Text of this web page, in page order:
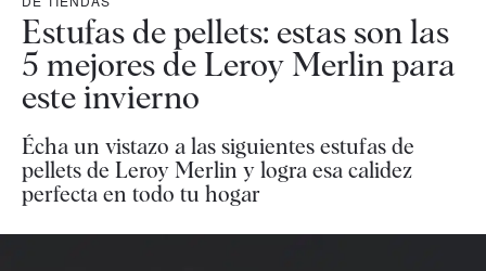
Estufas de pellets: estas son las
5 mejores de Leroy Merlin para
este invierno
Écha un vistazo a las siguientes estufas de
pellets de Leroy Merlin y logra esa calidez
perfecta en todo tu hogar